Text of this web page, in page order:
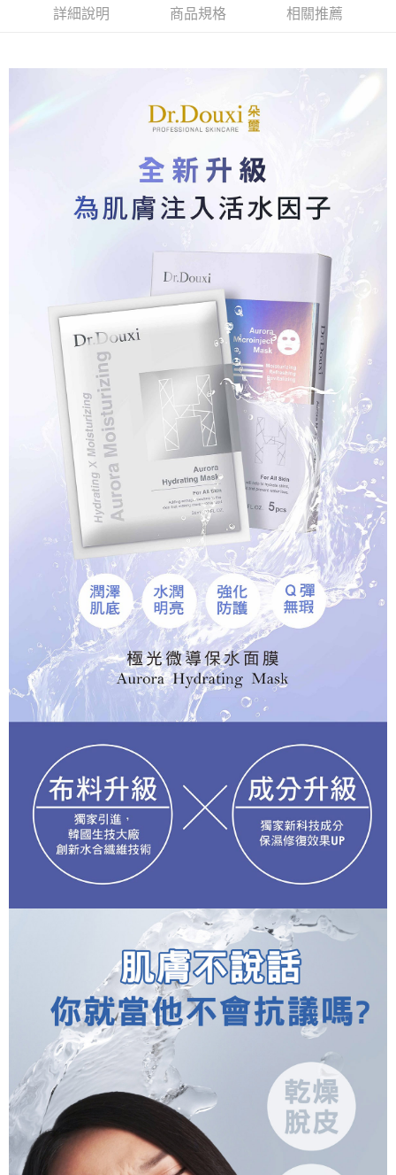
醒簡訊。
1.本服務係由「台灣大哥大股份有限公司」（以下簡稱本公司）所提供，讓
用戶於交易時，得透過本服務購買商品或服務，並由商店將買賣／分期付款
買賣價金債權讓與本公司後，依約使用本公司帳單繳交帳款。
由本公司與您本人進行分期帳單所需資料之確認、核對及更正。
3.完整用戶服務條款，請詳閱以下連結：https://oppay.tw/userRule
１．於結帳方式選擇「AFTEE先享後付」後，將跳轉至「AFTEE先享後付」
購買商品的店家。未經商家同意取消之訂單仍視為有效，需透過AFTEE先享
是否繳費成功／繳費後需取消欲退款等相關疑問，請聯繫「AFTEE先享後付
https://netprotections.freshdesk.com/support/home
【注意事項】
１．透過由恩沛科技股份有限公司提供之「AFTEE先享後付」服務完成之交
２．關於個人資料處理事宜，請瀏覽以下網址：
https://aftee.tw/terms/#terms3
３．未成年的使用者請事先徵得法定代理人或監護人之同意方可使用
「AFTEE先享後付」，若未經同意申辦者引起之損失，本公司不負相關責
４．使用「AFTEE先享後付」時，將依據個別帳號之用戶狀況，依本公司即
時審查核予不同之上限額度；若仍有額度不足之情形，本公司將視審查結果
請求用戶進行身份認證。
５．嚴禁一人註冊多個帳號或使用他人資訊註冊。若發現惡意使用之情形，
恩沛科技股份有限公司將有權停止該用戶之使用額度並採取法律行動。
全家付款取貨
萊爾富取貨付款
每筆NT$70，滿NT$1,000(含以上)免運費
每筆NT$70，滿NT$1,000(含以上)免運費
每筆NT$70，滿NT$1,000(含以上)免運費
宅配-離島
每筆NT$100，滿NT$1,500(含以上)免運費
新竹貨到付款
每筆NT$100，滿NT$1,200(含以上)免運費
查看運費
詳細說明 商品規格 相關推薦